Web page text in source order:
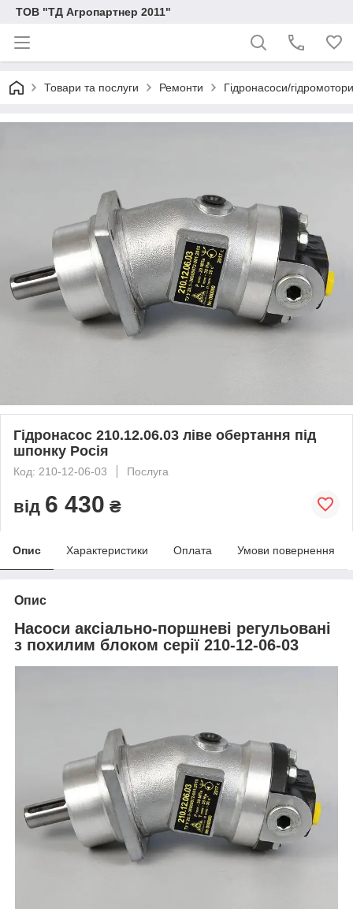
ТОВ "ТД Агропартнер 2011"
Товари та послуги Ремонти Гідронасоси/
Гідронасос 210.12.06.03 ліве обертання під
шпонку Росія
Код: 210-12-06-03 Послуга
від 6 430 ₴
Опис Характеристики Оплата Умови повернення
Опис
Насоси аксіально-поршневі регульовані
з похилим блоком серії 210-12-06-03